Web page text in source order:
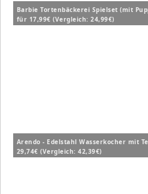
Barbie Tortenbäckerei Spielset (mit
für 17,99€ (Vergleich: 24,99€)
Arendo - Edelstahl Wasserkocher mit
29,74€ (Vergleich: 42,39€)